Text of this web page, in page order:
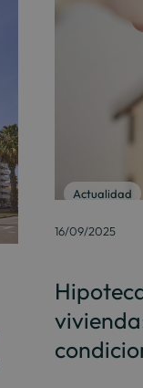
Actualidad
16/09/2025